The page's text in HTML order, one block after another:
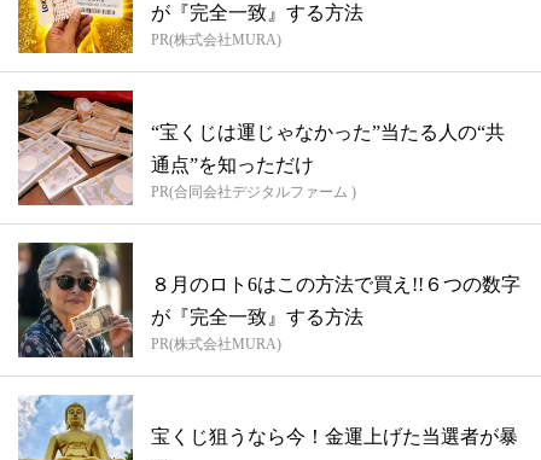
が『完全一致』する方法
PR(株式会社MURA)
“宝くじは運じゃなかった”当たる人の“共
通点”を知っただけ
PR(合同会社デジタルファーム )
８月のロト6はこの方法で買え!!６つの数字
が『完全一致』する方法
PR(株式会社MURA)
宝くじ狙うなら今！金運上げた当選者が暴